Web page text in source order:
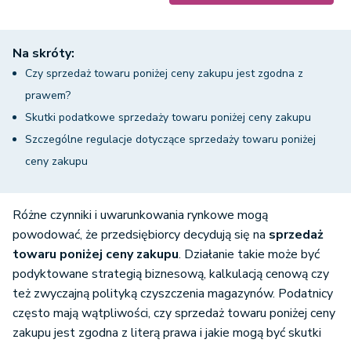
Na skróty:
Czy sprzedaż towaru poniżej ceny zakupu jest zgodna z
prawem?
Skutki podatkowe sprzedaży towaru poniżej ceny zakupu
Szczególne regulacje dotyczące sprzedaży towaru poniżej
ceny zakupu
Różne czynniki i uwarunkowania rynkowe mogą
powodować, że przedsiębiorcy decydują się na sprzedaż
towaru poniżej ceny zakupu. Działanie takie może być
podyktowane strategią biznesową, kalkulacją cenową czy
też zwyczajną polityką czyszczenia magazynów. Podatnicy
często mają wątpliwości, czy sprzedaż towaru poniżej ceny
zakupu jest zgodna z literą prawa i jakie mogą być skutki